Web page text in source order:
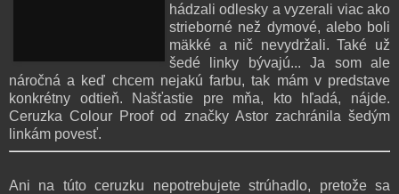
hádzali odlesky a vyzerali viac ako
strieborné než dymové, alebo boli
mäkké a nič nevydržali. Také už
šedé linky bývajú... Ja som ale
náročná a keď chcem nejakú farbu, tak mám v predstave
konkrétny odtieň. Našťastie pre mňa, kto hľadá, nájde.
Ceruzka Colour Proof od značky Astor zachránila šedým
linkám povesť.
Ani na túto ceruzku nepotrebujete strúhadlo, pretože sa